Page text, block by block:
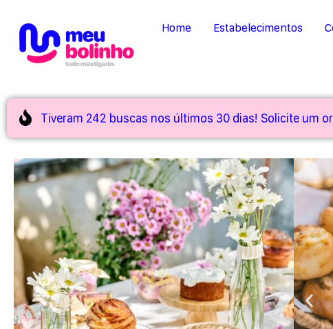
Home Estabelecimentos
Tiveram 242 buscas nos últimos 30 dias! Solicite um